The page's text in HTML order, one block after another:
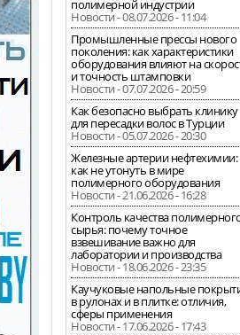
полимерной индустрии
Новости - 08.07.2026 - 11:04
Промышленные прессы нового
поколения: как характеристики
оборудования влияют на
и точность штамповки
Новости - 07.07.2026 - 20:59
Как безопасно выбрать клинику
для пересадки волос в Турции
Новости - 05.07.2026 - 20:30
Железные артерии нефтехимии:
как не утонуть в мире
полимерного оборудования
Новости - 21.06.2026 - 16:28
Контроль качества
сырья: почему точное
взвешивание важно для
лаборатории и производства
Новости - 18.06.2026 - 23:35
Каучуковые напольные
в рулонах и в плитке: отличия,
сферы применения
Новости - 17.06.2026 - 17:43